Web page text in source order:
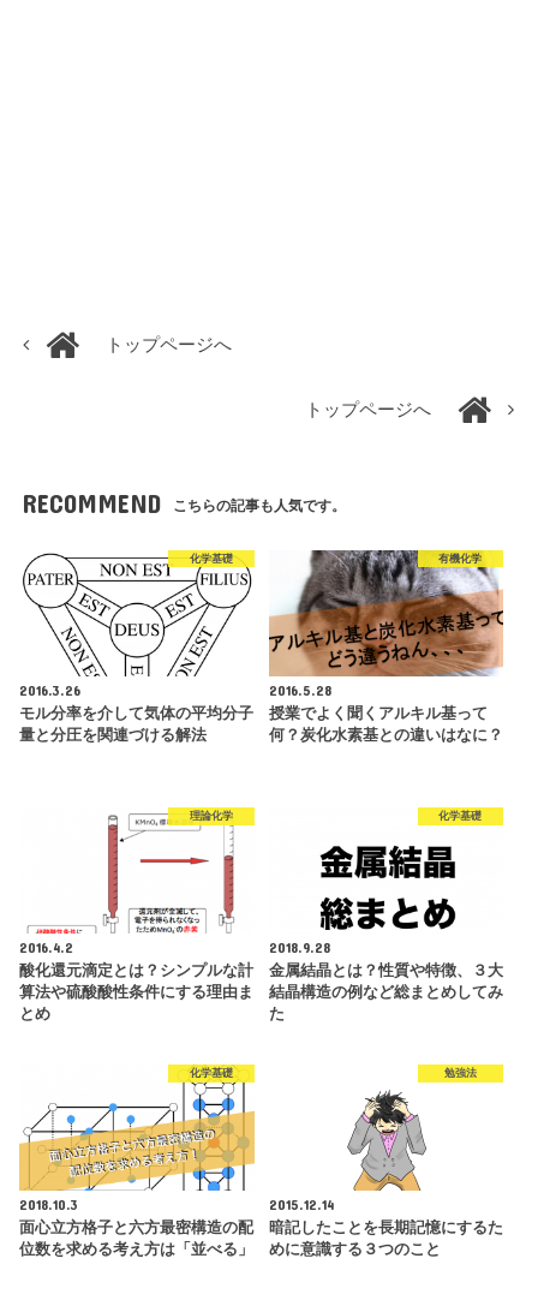
トップページへ
トップページへ
RECOMMEND こちらの記事も人気です。
化学基礎
2016.3.26
モル分率を介して気体の平均分子
量と分圧を関連づける解法
有機化学
2016.5.28
授業でよく聞くアルキル基って
何？炭化水素基との違いはなに？
理論化学
2016.4.2
酸化還元滴定とは？シンプルな計
算法や硫酸酸性条件にする理由ま
とめ
化学基礎
2018.9.28
金属結晶とは？性質や特徴、３大
結晶構造の例など総まとめしてみ
た
化学基礎
2018.10.3
面心立方格子と六方最密構造の配
位数を求める考え方は「並べる」
勉強法
2015.12.14
暗記したことを長期記憶にするた
めに意識する３つのこと